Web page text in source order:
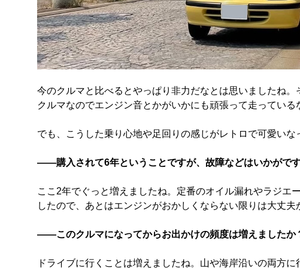
今のクルマと比べるとやっぱり非力だなとは思いましたね
クルマなのでエンジン音とかがいかにも頑張って走っている
でも、こうした乗り心地や足回りの感じがレトロで可愛いな
――購入されて6年ということですが、故障などはいかがで
ここ2年でぐっと増えましたね。定番のオイル漏れやラジエ
したので、あとはエンジンがおかしくならない限りは大丈夫
――このクルマになってからお出かけの頻度は増えましたか
ドライブに行くことは増えましたね。山や海岸沿いの両方